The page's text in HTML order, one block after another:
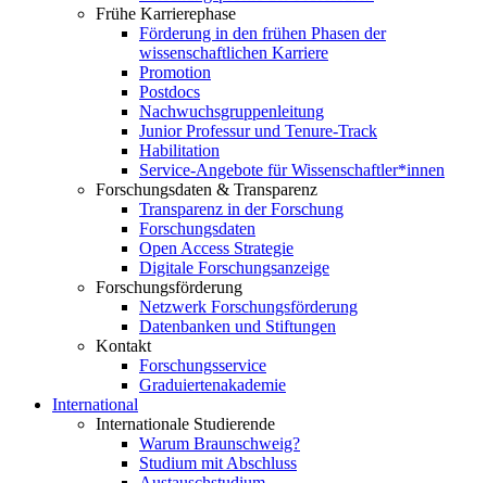
Frühe Karrierephase
Förderung in den frühen Phasen der
wissenschaftlichen Karriere
Promotion
Postdocs
Nachwuchsgruppenleitung
Junior Professur und Tenure-Track
Habilitation
Service-Angebote für Wissenschaftler*innen
Forschungsdaten & Transparenz
Transparenz in der Forschung
Forschungsdaten
Open Access Strategie
Digitale Forschungsanzeige
Forschungsförderung
Netzwerk Forschungsförderung
Datenbanken und Stiftungen
Kontakt
Forschungsservice
Graduiertenakademie
International
Internationale Studierende
Warum Braunschweig?
Studium mit Abschluss